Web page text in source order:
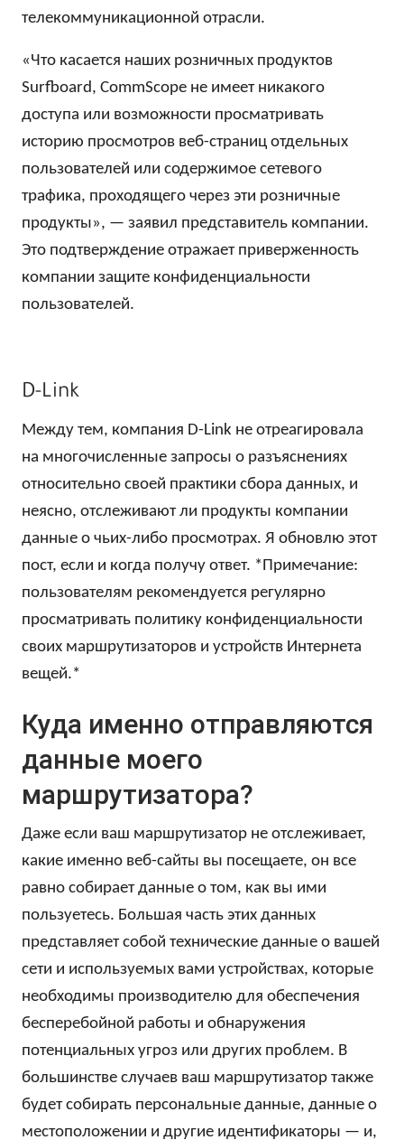
телекоммуникационной отрасли.
«Что касается наших розничных продуктов
Surfboard, CommScope не имеет никакого
доступа или возможности просматривать
историю просмотров веб-страниц отдельных
пользователей или содержимое сетевого
трафика, проходящего через эти розничные
продукты», — заявил представитель компании.
Это подтверждение отражает приверженность
компании защите конфиденциальности
пользователей.
D-Link
Между тем, компания D-Link не отреагировала
на многочисленные запросы о разъяснениях
относительно своей практики сбора данных, и
неясно, отслеживают ли продукты компании
данные о чьих-либо просмотрах. Я обновлю этот
пост, если и когда получу ответ. *Примечание:
пользователям рекомендуется регулярно
просматривать политику конфиденциальности
своих маршрутизаторов и устройств Интернета
вещей.*
Куда именно отправляются
данные моего
маршрутизатора?
Даже если ваш маршрутизатор не отслеживает,
какие именно веб-сайты вы посещаете, он все
равно собирает данные о том, как вы ими
пользуетесь. Большая часть этих данных
представляет собой технические данные о вашей
сети и используемых вами устройствах, которые
необходимы производителю для обеспечения
бесперебойной работы и обнаружения
потенциальных угроз или других проблем. В
большинстве случаев ваш маршрутизатор также
будет собирать персональные данные, данные о
местоположении и другие идентификаторы — и,